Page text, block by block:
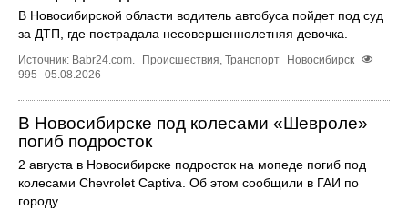
В Новосибирской области водитель автобуса пойдет под суд
за ДТП, где пострадала несовершеннолетняя девочка.
Источник: Babr24.com. Происшествия, Транспорт
Новосибирск
995
05.08.2026
В Новосибирске под колесами «Шевроле»
погиб подросток
2 августа в Новосибирске подросток на мопеде погиб под
колесами Chevrolet Captiva. Об этом сообщили в ГАИ по
городу.